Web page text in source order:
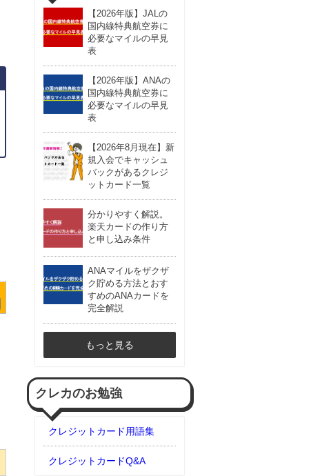
【2026年版】JALの
国内線特典航空券に
必要なマイルの早見
表
【2026年版】ANAの
国内線特典航空券に
必要なマイルの早見
表
【2026年8月現在】新
規入会でキャッシュ
バックがあるクレジ
ットカード一覧
分かりやすく解説。
楽天カードの作り方
と申し込み条件
ANAマイルをザクザ
ク貯める方法とおす
すめのANAカードを
完全解説
もっと見る
クレカのお勉強
クレジットカード用語集
クレジットカードQ&A